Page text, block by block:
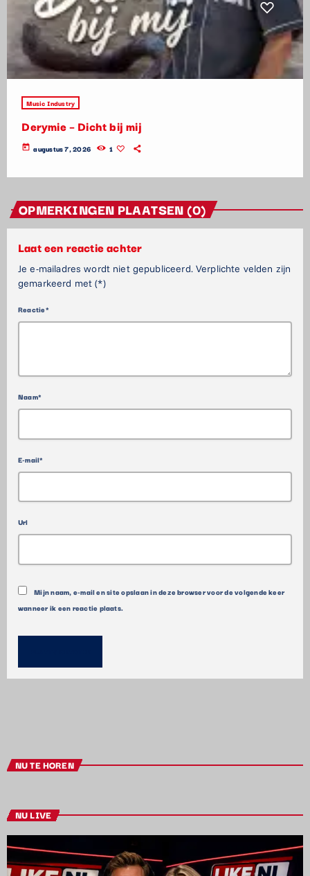
Music Industry
Derymie – Dicht bij mij
today augustus 7, 2026 1
OPMERKINGEN PLAATSEN (0)
Laat een reactie achter
Je e-mailadres wordt niet gepubliceerd. Verplichte velden zijn
gemarkeerd met (*)
Reactie*
Naam*
E-mail*
Url
Mijn naam, e-mail en site opslaan in deze browser voor de volgende keer
wanneer ik een reactie plaats.
NU TE HOREN
NU LIVE